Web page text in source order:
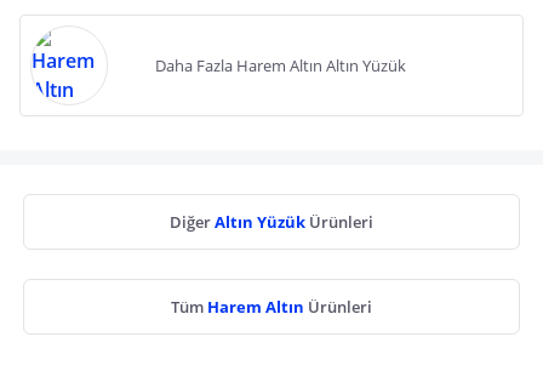
Daha Fazla Harem Altın Altın Yüzük
DiğerAltın Yüzük Ürünleri
Tüm Harem Altın Ürünleri